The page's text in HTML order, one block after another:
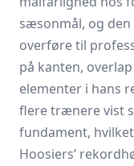
sæsonmål, og
overføre til
på kanten,
elementer i hans
flere trænere vist
fundament,
Hoosiers’